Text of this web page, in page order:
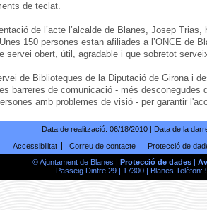
de teclat.
de l’acte l’alcalde de Blanes, Josep
150 persones estan afiliades a l’ONCE de
servei obert, útil, agradable i que sobretot
de Biblioteques de la Diputació de Girona i
barreres de comunicació - més
amb problemes de visió - per garantir
Data de realització: 06/18/2010 | Data de la
Accessibilitat
Correu de contacte Protecció de
© Ajuntament de Blanes | Protecció de dades|
Passeig Dintre 29 | 17300 | Blanes Telèfon: